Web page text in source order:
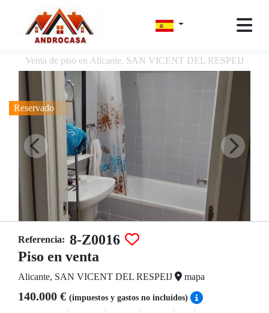
Venta de piso en Alicante, SAN VICENT DEL RESPEIJ
Reservado
Referencia: 8-Z0016
Piso en venta
Alicante, SAN VICENT DEL RESPEIJ mapa
140.000 € (impuestos y gastos no incluídos)